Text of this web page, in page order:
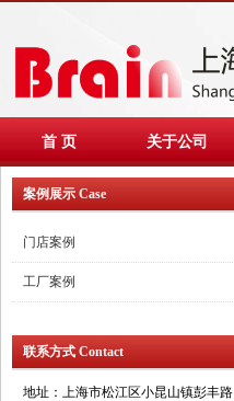
首 页 关于公司
案例展示 Case
门店案例
工厂案例
联系方式 Contact
地址：上海市松江区小昆山镇彭丰路